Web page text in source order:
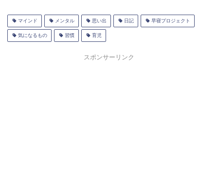
マインド メンタル 思い出 日記 早寝プロジェクト
気になるもの 習慣 育児
スポンサーリンク